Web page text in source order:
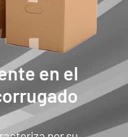
en el